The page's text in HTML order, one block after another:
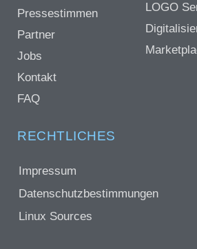
Pressestimmen
Partner
Jobs
Kontakt
FAQ
LOGO
RECHTLICHES
Impressum
Datenschutzbestimmungen
Linux Sources